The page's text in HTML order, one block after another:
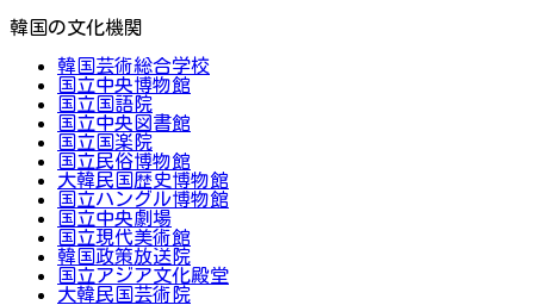
韓国の文化機関
韓国芸術総合学校
国立中央博物館
国立国語院
国立中央図書館
国立国楽院
国立民俗博物館
大韓民国歴史博物館
国立ハングル博物館
国立中央劇場
国立現代美術館
韓国政策放送院
国立アジア文化殿堂
大韓民国芸術院